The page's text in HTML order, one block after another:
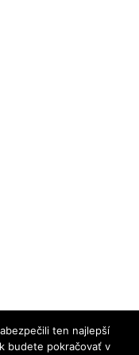
ten najlepší
budete pokračovať v